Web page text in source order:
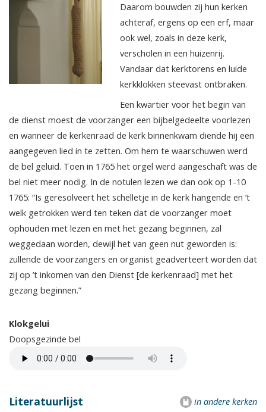
Daarom bouwden zij hun kerken
achteraf, ergens op een erf, maar
ook wel, zoals in deze kerk,
verscholen in een huizenrij.
Vandaar dat kerktorens en luide
kerkklokken steevast ontbraken.
Een kwartier voor het begin van
de dienst moest de voorzanger een bijbelgedeelte voorlezen
en wanneer de kerkenraad de kerk binnenkwam diende hij een
aangegeven lied in te zetten. Om hem te waarschuwen werd
de bel geluid. Toen in 1765 het orgel werd aangeschaft was de
bel niet meer nodig. In de notulen lezen we dan ook op 1-10
1765: “Is geresolveert het schelletje in de kerk hangende en ’t
welk getrokken werd ten teken dat de voorzanger moet
ophouden met lezen en met het gezang beginnen, zal
weggedaan worden, dewijl het van geen nut geworden is:
zullende de voorzangers en organist geadverteert worden dat
zij op ’t inkomen van den Dienst [de kerkenraad] met het
gezang beginnen.”
Klokgelui
Doopsgezinde bel
in andere kerken
Literatuurlijst